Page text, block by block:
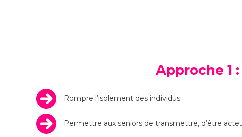
Approche 1 :
Rompre l’isolement des individus
Permettre aux seniors de transmettre, d’être